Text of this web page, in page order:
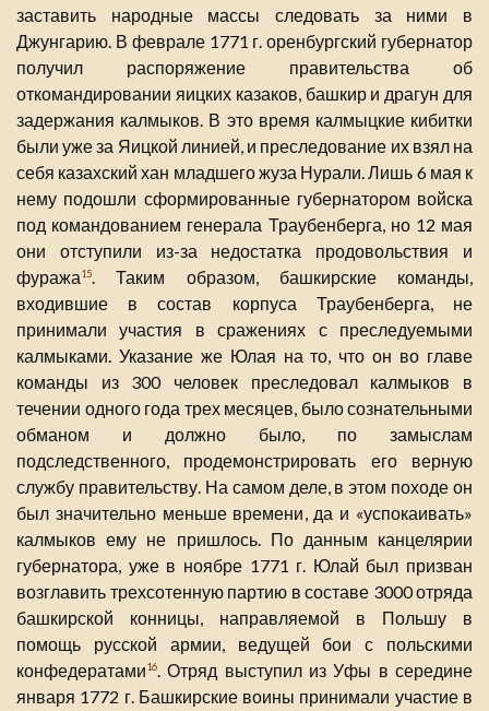
заставить народные массы следовать за ними в
Джунгарию. В феврале 1771 г. оренбургский губернатор
получил распоряжение правительства об
откомандировании яицких казаков, башкир и драгун для
задержания калмыков. В это время калмыцкие кибитки
были уже за Яицкой линией, и преследование их взял на
себя казахский хан младшего жуза Нурали. Лишь 6 мая к
нему подошли сформированные губернатором войска
под командованием генерала Траубенберга, но 12 мая
они отступили из-за недостатка продовольствия и
фуража15. Таким образом, башкирские команды,
входившие в состав корпуса Траубенберга, не
принимали участия в сражениях с преследуемыми
калмыками. Указание же Юлая на то, что он во главе
команды из 300 человек преследовал калмыков в
течении одного года трех месяцев, было сознательными
обманом и должно было, по замыслам
подследственного, продемонстрировать его верную
службу правительству. На самом деле, в этом походе он
был значительно меньше времени, да и «успокаивать»
калмыков ему не пришлось. По данным канцелярии
губернатора, уже в ноябре 1771 г. Юлай был призван
возглавить трехсотенную партию в составе 3000 отряда
башкирской конницы, направляемой в Польшу в
помощь русской армии, ведущей бои с польскими
конфедератами16. Отряд выступил из Уфы в середине
января 1772 г. Башкирские воины принимали участие в